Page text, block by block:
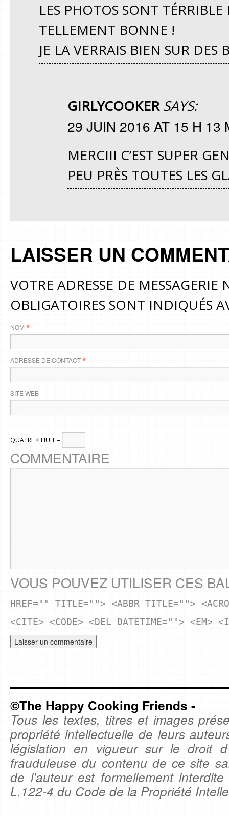
LES PHOTOS SONT
TELLEMENT BONNE !
JE LA VERRAIS BIEN SUR DES
GIRLYCOOKER SAYS:
29 JUIN 2016 AT 15 H 13
MERCIII C’EST SUPER
PEU PRÈS TOUTES LES
LAISSER UN
VOTRE ADRESSE DE MESSAGERIE
OBLIGATOIRES SONT INDIQUÉS
NOM *
ADRESSE DE CONTACT*
SITE WEB
QUATRE × HUIT =
COMMENTAIRE
VOUS POUVEZ UTILISER CES
HREF="" TITLE=""> <ABBR TITLE="">
<CITE> <CODE> <DEL DATETIME=""> <EM>
©The Happy Cooking Friends -
Tous les textes, titres et images
propriété intellectuelle de leurs
législation en vigueur sur le droit
frauduleuse du contenu de ce site
de l'auteur est formellement
L.122-4 du Code de la Propriété